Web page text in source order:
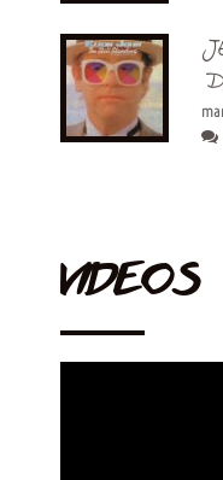
VIDEOS